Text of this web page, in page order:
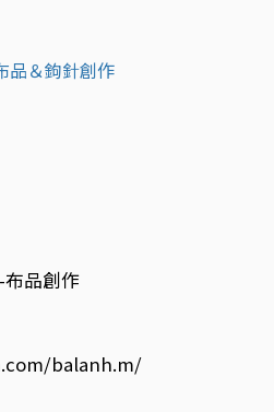
品＆鉤針創作
品創作
balanh.m/